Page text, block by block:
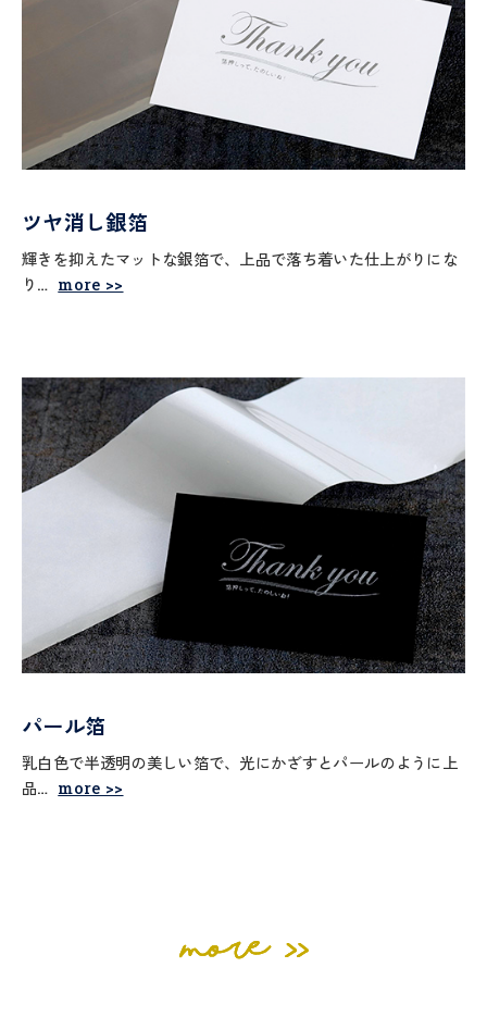
ツヤ消し銀箔
輝きを抑えたマットな銀箔で、上品で落ち着いた仕上がりにな
り… more >>
パール箔
乳白色で半透明の美しい箔で、光にかざすとパールのように上
品… more >>